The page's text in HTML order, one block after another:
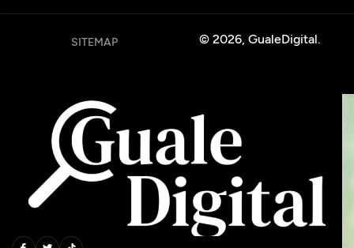
© 2026, GualeDigital.
SITEMAP